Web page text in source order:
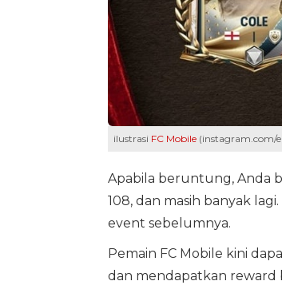
ilustrasi FC Mobile(instagram.com/
Apabila beruntung, Anda
108, dan masih banyak lagi.
event sebelumnya.
Pemain FC Mobile kini
dan mendapatkan reward